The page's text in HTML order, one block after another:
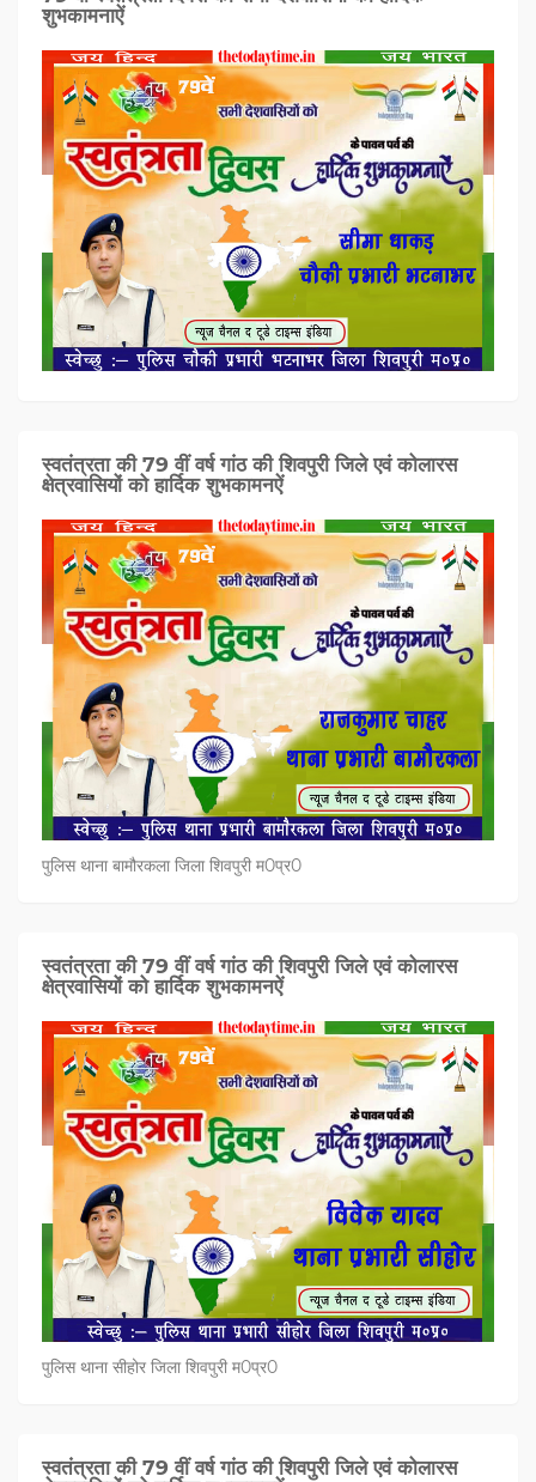
शुभकामनाऐं
स्वतंत्रता की 79 वीं वर्ष गांठ की शिवपुरी जिले एवं कोलारस
क्षेत्रवासियों को हार्दिक शुभकामनऐं
पुलिस थाना बामौरकला जिला शिवपुरी म0प्र0
स्वतंत्रता की 79 वीं वर्ष गांठ की शिवपुरी जिले एवं कोलारस
क्षेत्रवासियों को हार्दिक शुभकामनऐं
पुलिस थाना सीहोर जिला शिवपुरी म0प्र0
स्वतंत्रता की 79 वीं वर्ष गांठ की शिवपुरी जिले एवं कोलारस